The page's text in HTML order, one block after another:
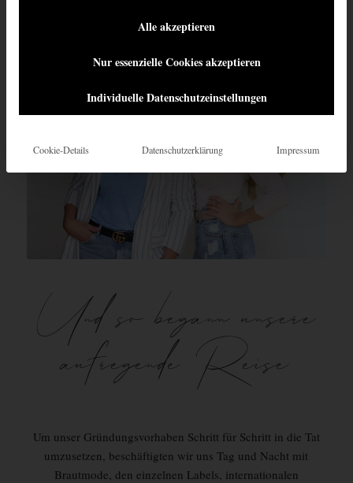
Und so begann unsere
aufregende Reise
Um unser Gründungsvorhaben Schritt für Schritt in die Tat
umzusetzen, beschäftigten wir uns Tag und Nacht mit
Brautmode, den einzelnen Labels, internationalen
Alle akzeptieren
Nur essenzielle Cookies akzeptieren
Individuelle Datenschutzeinstellungen
Cookie-Details Datenschutzerklärung Impressum